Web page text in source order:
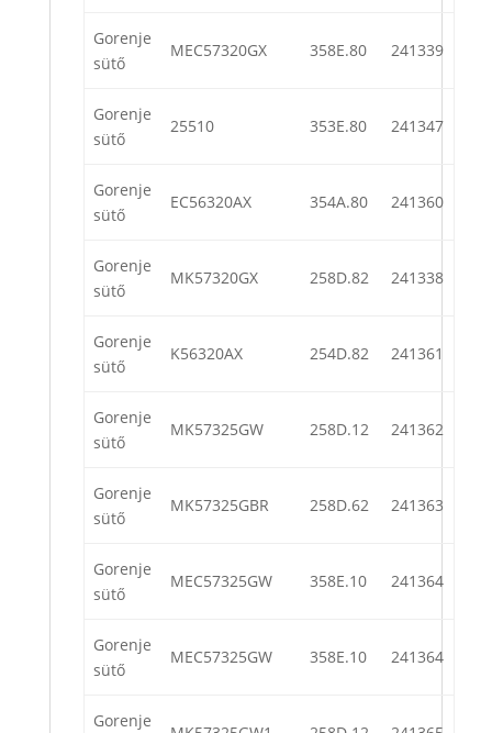
Gorenje
sütő
MEC57320GX 358E.80 241339
Gorenje
sütő
25510 353E.80 241347
Gorenje
sütő
EC56320AX 354A.80 241360
Gorenje
sütő
MK57320GX 258D.82 241338
Gorenje
sütő
K56320AX 254D.82 241361
Gorenje
sütő
MK57325GW 258D.12 241362
Gorenje
sütő
MK57325GBR 258D.62 241363
Gorenje
sütő
MEC57325GW 358E.10 241364
Gorenje
sütő
MEC57325GW 358E.10 241364
Gorenje